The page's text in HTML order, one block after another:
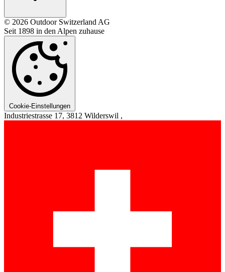
© 2026 Outdoor Switzerland AG
Seit 1898 in den Alpen zuhause
Cookie-Einstellungen
Industriestrasse 17, 3812 Wilderswil ,